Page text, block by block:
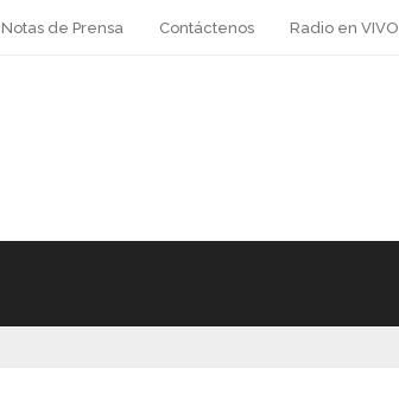
Notas de Prensa Contáctenos Radio en VIVO